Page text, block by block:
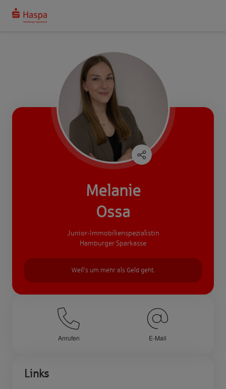
Melanie
Ossa
Junior-Immobilienspezialistin
Hamburger Sparkasse
Weil‘s um mehr als Geld geht.
Anrufen E-Mail
Links